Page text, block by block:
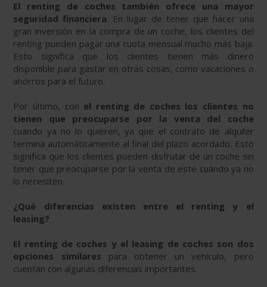
El renting de coches también ofrece una mayor
seguridad financiera. En lugar de tener que hacer una
gran inversión en la compra de un coche, los clientes del
renting pueden pagar una cuota mensual mucho más baja.
Esto significa que los clientes tienen más dinero
disponible para gastar en otras cosas, como vacaciones o
ahorros para el futuro.
Por último, con el renting de coches los clientes no
tienen que preocuparse por la venta del coche
cuando ya no lo quieren, ya que el contrato de alquiler
termina automáticamente al final del plazo acordado. Esto
significa que los clientes pueden disfrutar de un coche sin
tener que preocuparse por la venta de este cuando ya no
lo necesiten.
¿Qué diferencias existen entre el renting y el
leasing?
El renting de coches y el leasing de coches son dos
opciones similares para obtener un vehículo, pero
cuentan con algunas diferencias importantes.